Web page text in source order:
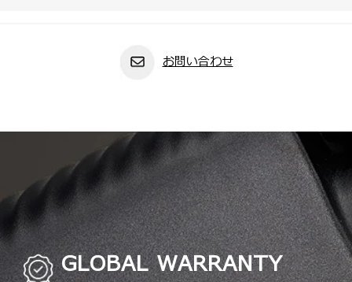
お問い合わせ
GLOBAL WARRANTY